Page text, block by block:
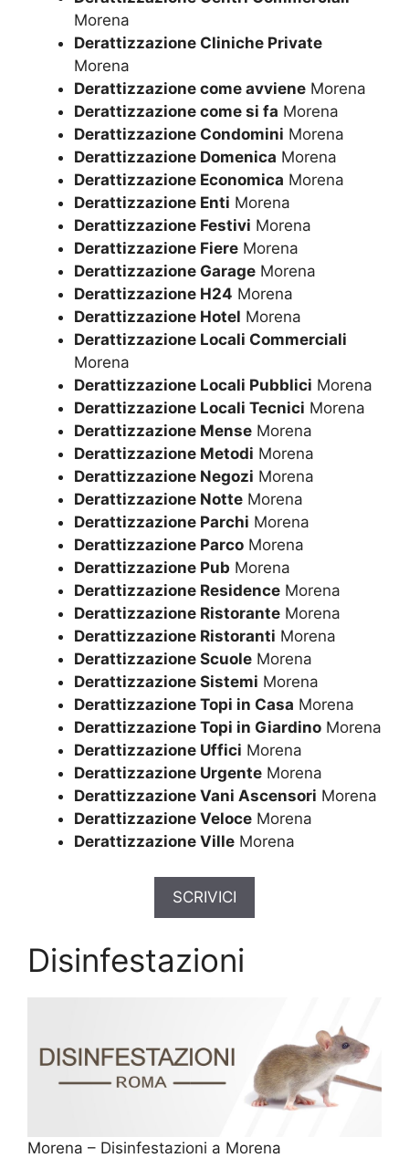
Morena
Derattizzazione Cliniche Private
Morena
Derattizzazione come avviene Morena
Derattizzazione come si fa Morena
Derattizzazione Condomini Morena
Derattizzazione Domenica Morena
Derattizzazione Economica Morena
Derattizzazione Enti Morena
Derattizzazione Festivi Morena
Derattizzazione Fiere Morena
Derattizzazione Garage Morena
Derattizzazione H24 Morena
Derattizzazione Hotel Morena
Derattizzazione Locali Commerciali
Morena
Derattizzazione Locali Pubblici Morena
Derattizzazione Locali Tecnici Morena
Derattizzazione Mense Morena
Derattizzazione Metodi Morena
Derattizzazione Negozi Morena
Derattizzazione Notte Morena
Derattizzazione Parchi Morena
Derattizzazione Parco Morena
Derattizzazione Pub Morena
Derattizzazione Residence Morena
Derattizzazione Ristorante Morena
Derattizzazione Ristoranti Morena
Derattizzazione Scuole Morena
Derattizzazione Sistemi Morena
Derattizzazione Topi in Casa Morena
Derattizzazione Topi in Giardino Morena
Derattizzazione Uffici Morena
Derattizzazione Urgente Morena
Derattizzazione Vani Ascensori Morena
Derattizzazione Veloce Morena
Derattizzazione Ville Morena
SCRIVICI
Disinfestazioni
Morena – Disinfestazioni a Morena